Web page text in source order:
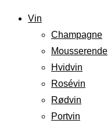
Vin
Champagne
Mousserende
Hvidvin
Rosévin
Rødvin
Portvin